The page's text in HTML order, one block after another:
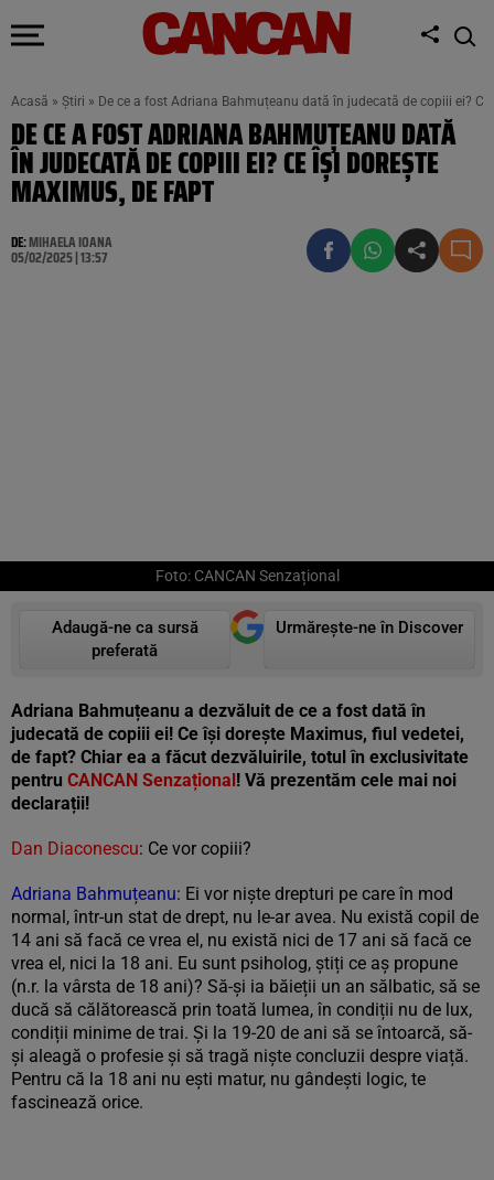
Acasă » Știri » De ce a fost Adriana Bahmuțeanu dată în judecată de copiii ei?
DE CE A FOST ADRIANA BAHMUȚEANU DATĂ
ÎN JUDECATĂ DE COPIII EI? CE ÎȘI DOREȘTE
MAXIMUS, DE FAPT
DE:MIHAELA IOANA
05/02/2025 | 13:57
Foto: CANCAN Senzațional
Adaugă-ne ca sursă
preferată
Urmărește-ne în Discover
Adriana Bahmuțeanu a dezvăluit de ce a fost dată în
judecată de copiii ei! Ce își dorește Maximus, fiul vedetei,
de fapt? Chiar ea a făcut dezvăluirile, totul în exclusivitate
pentru CANCAN Senzațional! Vă prezentăm cele mai noi
declarații!
Dan Diaconescu: Ce vor copiii?
Adriana Bahmuțeanu: Ei vor niște drepturi pe care în mod
normal, într-un stat de drept, nu le-ar avea. Nu există copil de
14 ani să facă ce vrea el, nu există nici de 17 ani să facă ce
vrea el, nici la 18 ani. Eu sunt psiholog, știți ce aș propune
(n.r. la vârsta de 18 ani)? Să-și ia băieții un an sălbatic, să se
ducă să călătorească prin toată lumea, în condiții nu de lux,
condiții minime de trai. Și la 19-20 de ani să se întoarcă, să-
și aleagă o profesie și să tragă niște concluzii despre viață.
Pentru că la 18 ani nu ești matur, nu gândești logic, te
fascinează orice.